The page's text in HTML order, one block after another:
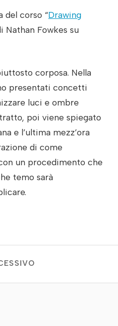
del corso “Drawing
Nathan Fowkes su
corposa. Nella
presentati concetti
luci e ombre
poi viene spiegato
e l’ultima mezz’ora
di come
un procedimento che
temo sarà